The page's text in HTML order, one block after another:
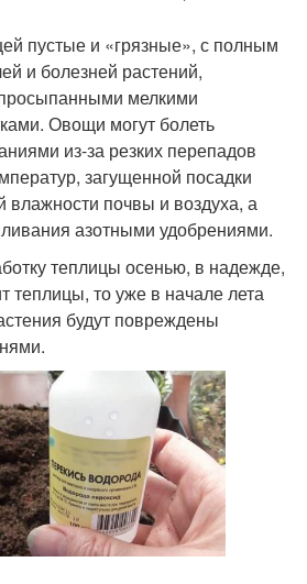
пустые и «грязные», с полным
и болезней растений,
мелкими
Овощи могут болеть
из-за резких перепадов
загущенной посадки
влажности почвы и воздуха, а
азотными удобрениями.
теплицы осенью, в надежде,
теплицы, то уже в начале лета
будут повреждены